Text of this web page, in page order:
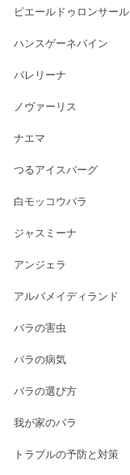
ピエールドゥロンサール
ハンスゲーネバイン
バレリーナ
ノヴァーリス
ナエマ
つるアイスバーグ
白モッコウバラ
ジャスミーナ
アンジェラ
アルバメイディランド
バラの害虫
バラの病気
バラの選び方
我が家のバラ
トラブルの予防と対策